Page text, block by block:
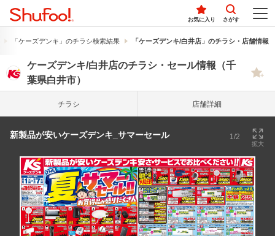
お気に入り さがす
「ケーズデンキ」のチラシ検索結果 「ケーズデンキ/白井店」のチラシ・店舗情報
ケーズデンキ/白井店のチラシ・セール情報（千
葉県白井市）
チラシ 店舗詳細
新製品が安いケーズデンキ_サマーセール 1/2
拡大